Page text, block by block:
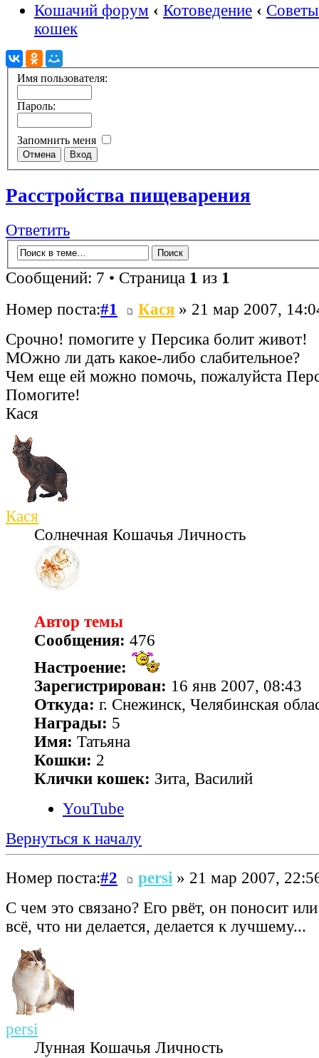
Кошачий форум ‹ Котоведение ‹
кошек
Имя пользователя:
Пароль:
Запомнить меня
Расстройства пищеварения
Ответить
Сообщений: 7 • Страница 1 из 1
Номер поста:#1 Кася » 21 мар 2007,
Срочно! помогите у Персика болит живот!
МОжно ли дать какое-либо слабительное?
Чем еще ей можно помочь, пожалуйста
Помогите!
Кася
Кася
Солнечная Кошачья Личность
Автор темы
Сообщения: 476
Настроение:
Зарегистрирован: 16 янв 2007, 08:43
Откуда: г. Снежинск, Челябинская
Награды: 5
Имя: Татьяна
Кошки: 2
Клички кошек: Зита, Василий
YouTube
Вернуться к началу
Номер поста:#2 persi » 21 мар 2007,
С чем это связано? Его рвёт, он поносит
всё, что ни делается, делается к лучшему...
persi
Лунная Кошачья Личность